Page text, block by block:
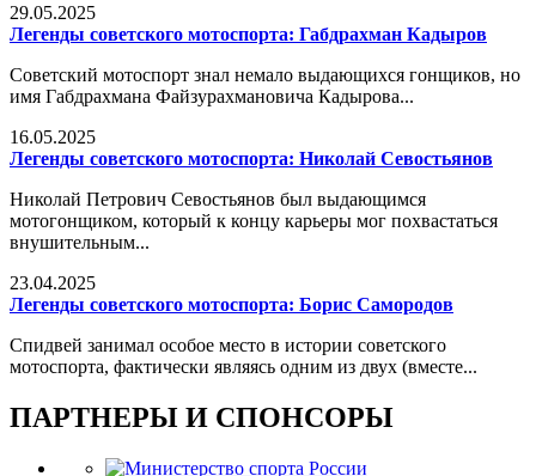
29.05.2025
Легенды советского мотоспорта: Габдрахман Кадыров
Советский мотоспорт знал немало выдающихся гонщиков, но
имя Габдрахмана Файзурахмановича Кадырова...
16.05.2025
Легенды советского мотоспорта: Николай Севостьянов
Николай Петрович Севостьянов был выдающимся
мотогонщиком, который к концу карьеры мог похвастаться
внушительным...
23.04.2025
Легенды советского мотоспорта: Борис Самородов
Спидвей занимал особое место в истории советского
мотоспорта, фактически являясь одним из двух (вместе...
ПАРТНЕРЫ И СПОНСОРЫ